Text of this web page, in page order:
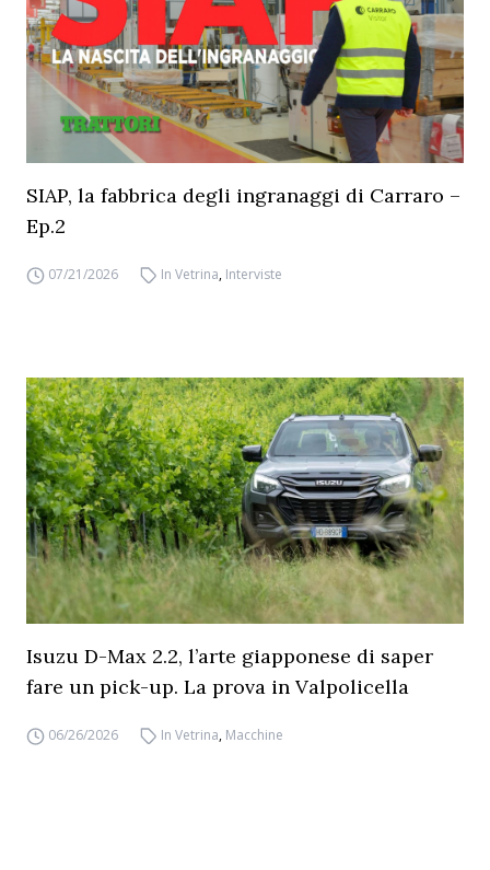
SIAP, la fabbrica degli ingranaggi di Carraro –
Ep.2
07/21/2026 In Vetrina, Interviste
Isuzu D-Max 2.2, l’arte giapponese di saper
fare un pick-up. La prova in Valpolicella
06/26/2026 In Vetrina, Macchine